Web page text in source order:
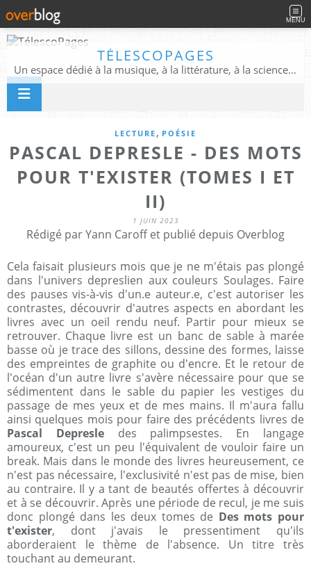
MENU
TÉLESCOPAGES
Un espace dédié à la musique, à la littérature, à la science, à la conscience, et au-delà
LECTURE , POÉSIE
PASCAL DEPRESLE - DES MOTS
POUR T'EXISTER (TOMES I ET
II)
1 JUIN 2023
Rédigé par Yann Caroff et publié depuis Overblog
Cela faisait plusieurs mois que je ne m'étais pas plongé
dans l'univers depreslien aux couleurs Soulages. Faire
des pauses vis-à-vis d'un.e auteur.e, c'est autoriser les
contrastes, découvrir d'autres aspects en abordant les
livres avec un oeil rendu neuf. Partir pour mieux se
retrouver. Chaque livre est un banc de sable à marée
basse où je trace des sillons, dessine des formes, laisse
des empreintes de graphite ou d'encre. Et le retour de
l'océan d'un autre livre s'avère nécessaire pour que se
sédimentent dans le sable du papier les vestiges du
passage de mes yeux et de mes mains. Il m'aura fallu
ainsi quelques mois pour faire des précédents livres de
Pascal Depresledes palimpsestes. En langage
amoureux, c'est un peu l'équivalent de vouloir faire un
break. Mais dans le monde des livres heureusement, ce
n'est pas nécessaire, l'exclusivité n'est pas de mise, bien
au contraire. Il y a tant de beautés offertes à découvrir
et à se découvrir. Après une période de recul, je me suis
donc plongé dans les deux tomes de Des mots pour
t'exister, dont j'avais le pressentiment qu'ils
aborderaient le thème de l'absence. Un titre très
touchant au demeurant.